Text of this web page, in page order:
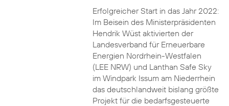
Erfolgreicher Start in das Jahr 2022:
Im Beisein des Ministerpräsidenten
Hendrik Wüst aktivierten der
Landesverband für Erneuerbare
Energien Nordrhein-Westfalen
(LEE NRW) und Lanthan Safe Sky
im Windpark Issum am Niederrhein
das deutschlandweit bislang größte
Projekt für die bedarfsgesteuerte